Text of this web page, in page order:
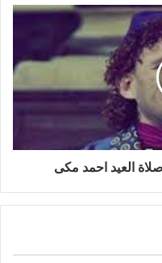
العيد احمد مكى